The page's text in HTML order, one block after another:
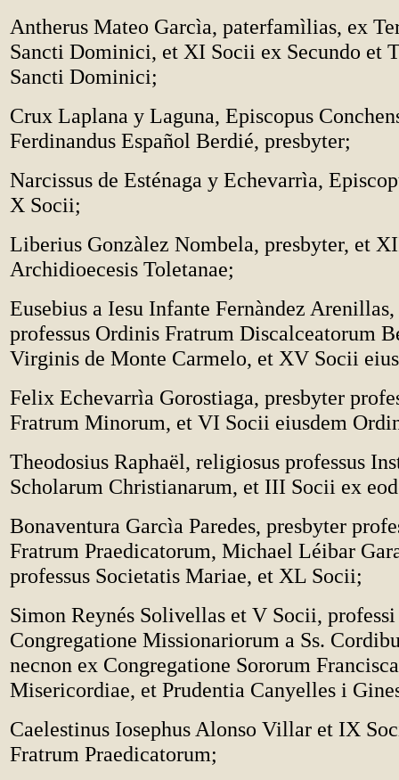
Antherus Mateo Garcìa, paterfamìlias, ex
Sancti Dominici, et XI Socii ex Secundo et
Sancti Dominici;
Crux Laplana y Laguna, Episcopus
Ferdinandus Español Berdié, presbyter;
Narcissus de Esténaga y Echevarrìa,
X Socii;
Liberius Gonzàlez Nombela, presbyter, et
Archidioecesis Toletanae;
Eusebius a Iesu Infante Fernàndez
professus Ordinis Fratrum Discalceatorum
Virginis de Monte Carmelo, et XV Socii
Felix Echevarrìa Gorostiaga, presbyter
Fratrum Minorum, et VI Socii eiusdem
Theodosius Raphaël, religiosus professus
Scholarum Christianarum, et III Socii ex
Bonaventura Garcìa Paredes, presbyter
Fratrum Praedicatorum, Michael Léibar
professus Societatis Mariae, et XL Socii;
Simon Reynés Solivellas et V Socii,
Congregatione Missionariorum a Ss.
necnon ex Congregatione Sororum
Misericordiae, et Prudentia Canyelles i
Caelestinus Iosephus Alonso Villar et IX
Fratrum Praedicatorum;